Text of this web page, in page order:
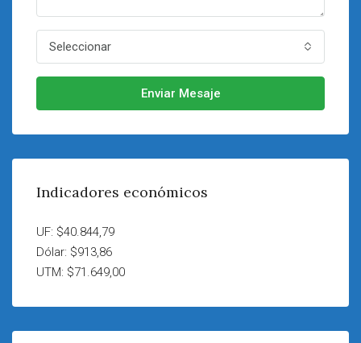
Seleccionar
Enviar Mesaje
Indicadores económicos
UF: $40.844,79
Dólar: $913,86
UTM: $71.649,00